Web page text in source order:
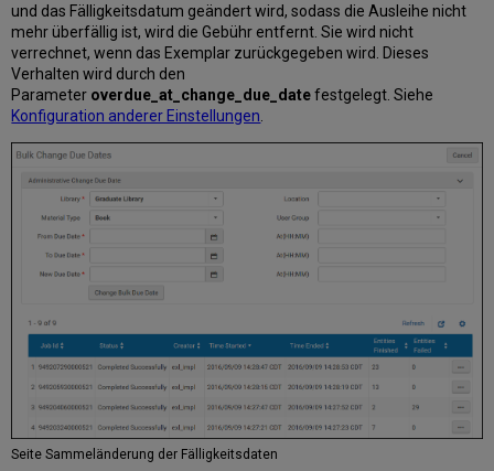
und das Fälligkeitsdatum geändert wird, sodass die Ausleihe nicht
mehr überfällig ist, wird die Gebühr entfernt. Sie wird nicht
verrechnet, wenn das Exemplar zurückgegeben wird. Dieses
Verhalten wird durch den
Parameter overdue_at_change_due_datefestgelegt. Siehe
Konfiguration anderer Einstellungen
Seite Sammeländerung der Fälligkeitsdaten